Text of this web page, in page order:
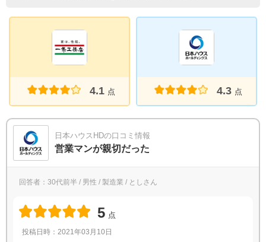
4.1 点 4.3 点
日本ハウスHDの口コミ情報
営業マンが親切だった
回答者：30代前半 / 男性 / 製造業 / としさん
5 点
投稿日時：2021年03月10日